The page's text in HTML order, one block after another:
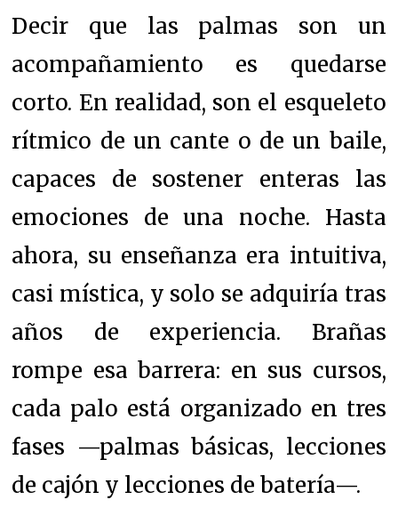
Decir que las palmas son un
acompañamiento es quedarse
corto. En realidad, son el esqueleto
rítmico de un cante o de un baile,
capaces de sostener enteras las
emociones de una noche. Hasta
ahora, su enseñanza era intuitiva,
casi mística, y solo se adquiría tras
años de experiencia. Brañas
rompe esa barrera: en sus cursos,
cada palo está organizado en tres
fases —palmas básicas, lecciones
de cajón y lecciones de batería—.